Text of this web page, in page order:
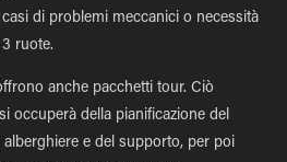
di problemi meccanici o necessità
ruote.
anche pacchetti tour. Ciò
occuperà della pianificazione del
e del supporto, per poi